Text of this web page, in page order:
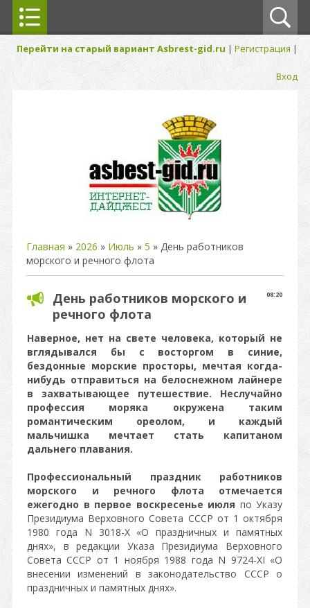
Перейти на старый вариант Asbrest-gid.ru | Регистрация |
Вход
Главная » 2026 » Июль » 5 » День работников
морского и речного флота
08:20
День работников морского и
речного флота
Наверное, нет на свете человека, который не
вглядывался бы с восторгом в синие,
бездонные морские просторы, мечтая когда-
нибудь отправиться на белоснежном лайнере
в захватывающее путешествие. Неслучайно
профессия моряка окружена таким
романтическим ореолом, и каждый
мальчишка мечтает стать капитаном
дальнего плавания.
Профессиональный праздник работников
морского и речного флота отмечается
ежегодно в первое воскресенье июля по Указу
Президиума Верховного Совета СССР от 1 октября
1980 года N 3018-Х «О праздничных и памятных
днях», в редакции Указа Президиума Верховного
Совета СССР от 1 ноября 1988 года N 9724-XI «О
внесении изменений в законодательство СССР о
праздничных и памятных днях».